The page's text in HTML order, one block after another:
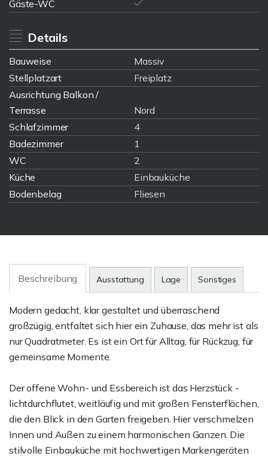
Gäste-WC
Details
Bauweise
Massiv
Stellplatzart
Freiplatz
Ausrichtung Balkon /
Terrasse
Nord
Schlafzimmer
4
Badezimmer
1
WC
2
Küche
Einbauküche
Bodenbelag
Fliesen
Beschreibung Ausstattung Lage Sonstiges
Modern gedacht, klar gestaltet und überraschend
großzügig, entfaltet sich hier ein Zuhause, das mehr ist als
nur Quadratmeter. Es ist ein Ort für Alltag, für Rückzug, für
gemeinsame Momente.
Der offene Wohn- und Essbereich ist das Herzstück -
lichtdurchflutet, weitläufig und mit großen Fensterflächen,
die den Blick in den Garten freigeben. Hier verschmelzen
Innen und Außen zu einem harmonischen Ganzen. Die
stilvolle Einbauküche mit hochwertigen Markengeräten